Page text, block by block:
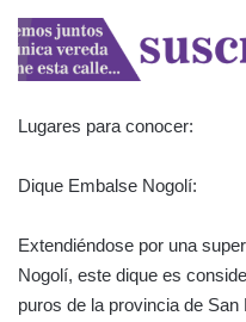
Lugares para conocer:
Dique Embalse Nogolí:
Extendiéndose por una
Nogolí, este dique es
puros de la provincia de